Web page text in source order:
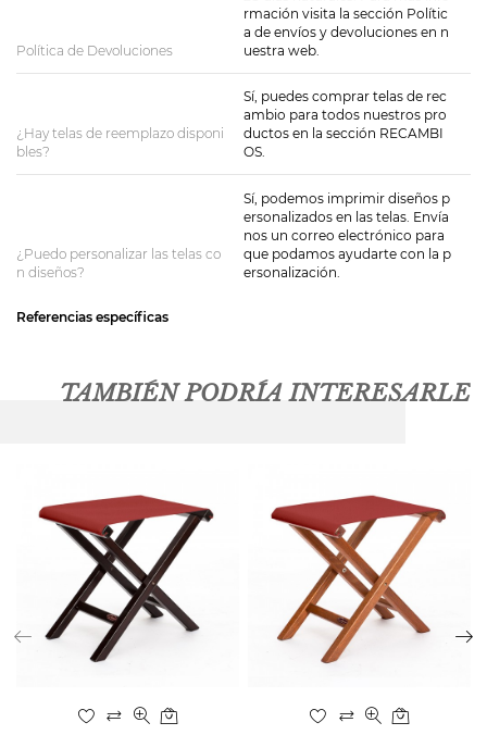
Política de Devoluciones
rmación visita la sección Polític
a de envíos y devoluciones en n
uestra web.
¿Hay telas de reemplazo disponi
bles?
Sí, puedes comprar telas de rec
ambio para todos nuestros pro
ductos en la sección RECAMBI
OS.
¿Puedo personalizar las telas co
n diseños?
Sí, podemos imprimir diseños p
ersonalizados en las telas. Envía
nos un correo electrónico para
que podamos ayudarte con la p
ersonalización.
Referencias específicas
TAMBIÉN PODRÍA INTERESARLE